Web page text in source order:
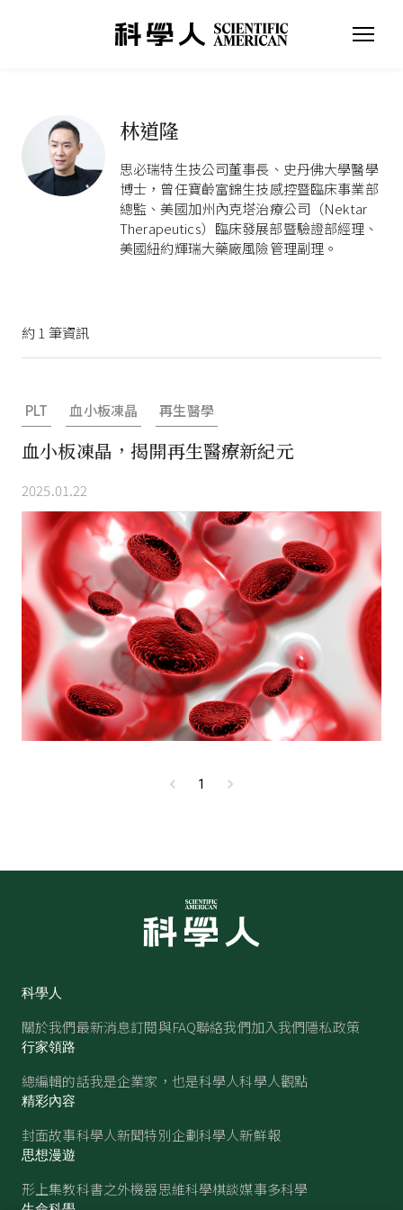
林道隆
思必瑞特生技公司董事長、史丹佛大學醫學
博士，曾任寶齡富錦生技感控暨臨床事業部
總監、美國加州內克塔治療公司（Nektar
Therapeutics）臨床發展部暨驗證部經理、
美國紐約輝瑞大藥廠風險管理副理。
約 1 筆資訊
PLT 血小板凍晶 再生醫學
血小板凍晶，揭開再生醫療新紀元
2025.01.22
1
科學人
關於我們最新消息訂閱與FAQ聯絡我們加入我們隱私政策
行家領路
總編輯的話我是企業家，也是科學人科學人觀點
精彩內容
封面故事科學人新聞特別企劃科學人新鮮報
思想漫遊
形上集教科書之外機器思維科學棋談媒事多科學